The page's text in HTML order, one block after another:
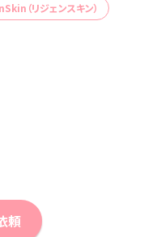
（リジェンスキン）
頼